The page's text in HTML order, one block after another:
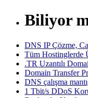
Biliyor
DNS IP Çözme,
Tüm Hostinglerde
.TR Uzantılı
Domain Transfer
DNS çalışma
1 Tbit/s DDoS